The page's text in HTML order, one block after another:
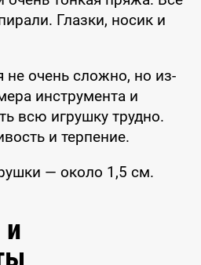
Глазки, носик и
не очень сложно, но из-
инструмента и
всю игрушку трудно.
и терпение.
— около 1,5 см.